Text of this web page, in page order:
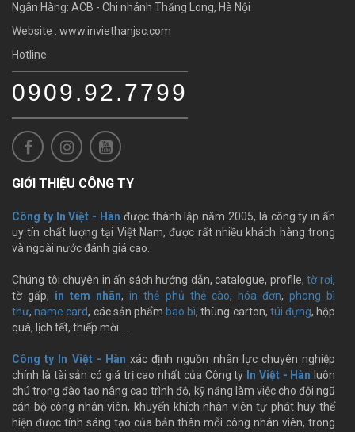
Ngân Hàng: ACB - Chi nhánh Thăng Long, Hà Nội
Website : www.inviethanjsc.com
Hotline
0909.92.7799
GIỚI THIỆU CÔNG TY
Công ty In Việt - Hàn được thành lập năm 2005, là công ty in ấn
uy tín chất lượng tại Việt Nam, được rất nhiều khách hàng trong
và ngoài nước đánh giá cao.
Chúng tôi chuyên in ấn sách hướng dẫn, catalogue, profile,tờ rơi,
tờ gấp, in tem nhãn,in thẻ phủ thẻ cào, hóa đơn, phong bì
thư,name card, các sản phẩm bao bì, thùng carton, túi đựng, hộp
quà, lịch tết, thiếp mời …
Công ty In Việt - Hàn xác định nguồn nhân lực chuyên nghiệp
chính là tài sản có giá trị cao nhất của Công ty In Việt - Hàn luôn
chú trọng đào tạo nâng cao trình độ, kỹ năng làm việc cho đội ngũ
cán bộ công nhân viên, khuyến khích nhân viên tự phát huy thể
hiện được tính sáng tạo của bản thân mỗi công nhân viên, trong